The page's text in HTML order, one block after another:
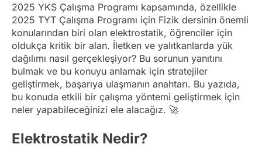
2025 YKS Çalışma Programı kapsamında, özellikle
2025 TYT Çalışma Programı için Fizik dersinin önemli
konularından biri olan elektrostatik, öğrenciler için
oldukça kritik bir alan. İletken ve yalıtkanlarda yük
dağılımı nasıl gerçekleşiyor? Bu sorunun yanıtını
bulmak ve bu konuyu anlamak için stratejiler
geliştirmek, başarıya ulaşmanın anahtarı. Bu yazıda,
bu konuda etkili bir çalışma yöntemi geliştirmek için
neler yapabileceğinizi ele alacağız. 🚀
Elektrostatik Nedir?